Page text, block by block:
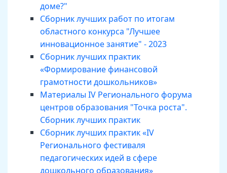
доме?"
Сборник лучших работ по итогам
областного конкурса "Лучшее
инновационное занятие" - 2023
Сборник лучших практик
«Формирование финансовой
грамотности дошкольников»
Материалы IV Регионального форума
центров образования "Точка роста".
Сборник лучших практик
Сборник лучших практик «IV
Регионального фестиваля
педагогических идей в сфере
дошкольного образования»